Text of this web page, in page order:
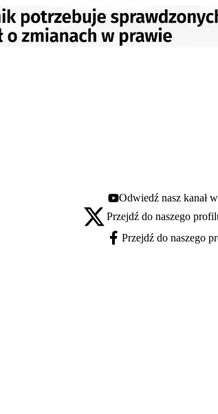
Youtube - otwiera się w nowej
Odwiedź nasz kanał
X - otwiera się w nowej karcie
Przejdź do naszego
Facebook - otwiera się w nowej
Przejdź do naszego